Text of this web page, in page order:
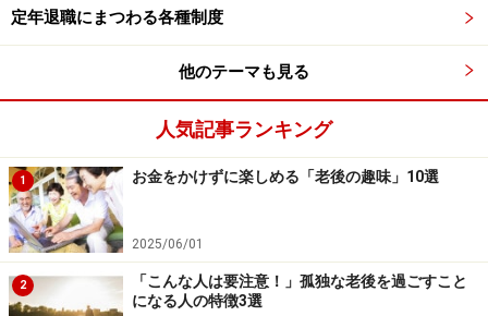
す。
定年退職後は、家で過ごすことが多くなりますので、近
所や地域の人々と気軽に話をするぐらいの関係性が構築
できると、楽しみが増えるのではないでしょうか。
どんな場合も、今まで話をしたことのない人同士が急に
仲良くなるわけではありません。
まずは、地域のイベント、ボランティア活動に参加した
定年退職にまつわる各種制度
他のテーマも見る
人気記事ランキング
1 お金をかけずに楽しめる「老後の趣味」10選
2025/06/01
2
「こんな人は要注意！」孤独な老後を過ごすこと
になる人の特徴3選